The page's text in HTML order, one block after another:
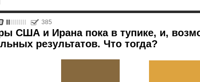
385
США и Ирана пока в тупике, и,
результатов. Что тогда?